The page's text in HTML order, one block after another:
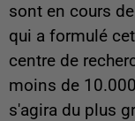
sont en cours
qui a formulé
centre de
moins de
s'agira du plus